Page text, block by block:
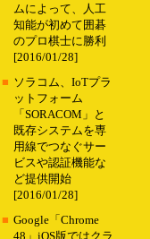
ムによって、人工
知能が初めて囲碁
のプロ棋士に勝利
[2016/01/28]
■ ソラコム、IoTプラ
ットフォーム
「SORACOM」と
既存システムを専
用線でつなぐサー
ビスや認証機能な
ど提供開始
[2016/01/28]
■ Google「Chrome
48」iOS版ではクラ